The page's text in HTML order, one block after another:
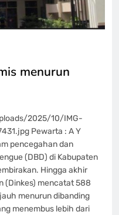
menurun
2025/10/IMG-
Pewarta : A Y
pencegahan dan
(DBD) di Kabupaten
Hingga akhir
(Dinkes) mencatat 588
menurun dibanding
menembus lebih dari